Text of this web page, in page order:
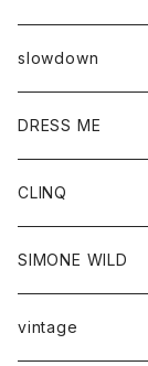
slowdown
DRESS ME
CLINQ
SIMONE WILD
vintage